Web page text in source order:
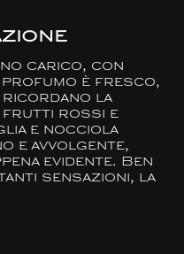
carico, con
è fresco,
la
frutti rossi e
e nocciola
e avvolgente,
evidente. Ben
sensazioni, la